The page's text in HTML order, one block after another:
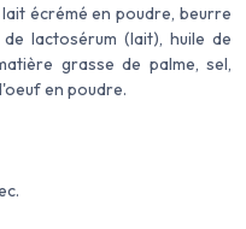
écrémé en poudre, beurre
lactosérum (lait), huile de
grasse de palme, sel,
en poudre.